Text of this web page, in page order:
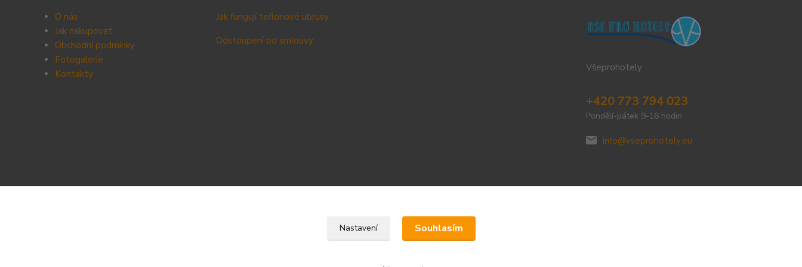
O nás
Jak nakupovat
Obchodní podmínky
Fotogalerie
Kontakty
Jak fungují teflonové ubrusy
Odstoupení od smlouvy
Všeprohotely
+420 773 794 023
Pondělí-pátek 9-16 hodin
info@vseprohotely.eu
Upravit sběr cookies.
Nastavení Souhlasím